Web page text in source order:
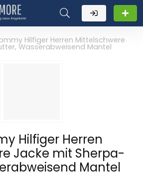
Hilfiger Herren Mittelschwere
Wasserabweisend Mantel
Hilfiger Herren
Jacke mit Sherpa-
Mantel